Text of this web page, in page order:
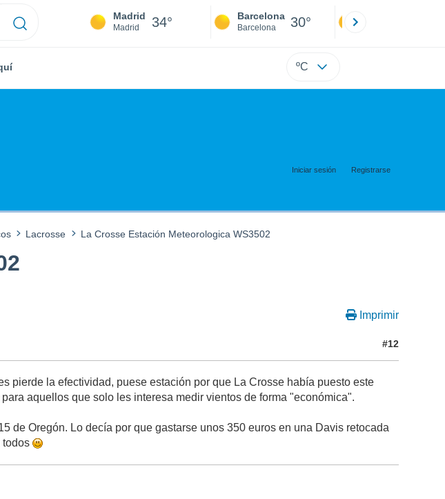
Madrid
Madrid 34° Barcelona
Barcelona 30°
ºC
Iniciar sesión Registrarse
Lacrosse La Crosse Estación Meteorologica WS3502
Imprimir
#12
pierde la efectividad, puese estación por que La Crosse había puesto este
aquellos que solo les interesa medir vientos de forma "económica".
de Oregón. Lo decía por que gastarse unos 350 euros en una Davis retocada
todos